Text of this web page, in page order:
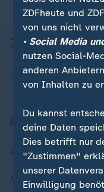
Aktuell bei
Zuletzt veröffentlicht
Aktuelle Sendungs-
ZDFheute und
von uns nicht
• Social Media
nutzen Social-
anderen
von Inhalten zu
Du kannst
deine Daten
Dies betrifft nur
"Zustimmen"
unserer
Einwilligung